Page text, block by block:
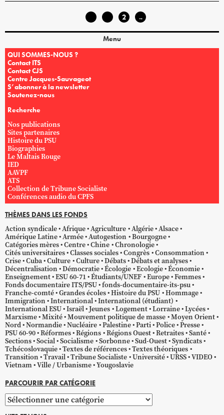
2 →
Menu
QUI SOMMES-NOUS ?
Contact ITS
Contact CJS
Centre Jacques-Sauvageot
S’abonner à la newsletter
Soutenez-nous
Recherche
Nos publications
Sites partenaires
Histoire du PSU
Biographies
Le Maltais Rouge
IED
AAVPF
ATS
Collection de Tribune Socialiste
Conférences audio du CPFS
THÈMES DANS LES FONDS
Action syndicale Afrique Agriculture Algérie Alsace
Amérique Latine Armée Autogestion
Bourgogne
Catégories mères Centre Chine Chronologie
Cités universitaires Classes sociales Congrès Consommation
Crise Cuba Culture Culture Débats Débats et analyses
Décentralisation Démocratie Écologie Ecologie Économie
Enseignement ESU 60-71 Étudiants/UNEF Europe Femmes
Fonds documentaire ITS/PSU fonds-documentaire-its-psu
Franche-comté Grandes écoles Histoire du PSU Hommage
Immigration International International (étudiant)
International ESU Israël Jeunes Logement Lorraine Lycées
Marxisme Mixité Mouvement politique de masse Moyen Orient
Nord Normandie Nucléaire Palestine Parti Police Presse
PSU 60-90 Réformes Régions Régions Ouest Retraites Santé
Sections Social Socialisme Sorbonne Sud-Ouest Syndicats
Tchécoslovaquie Textes de références Textes théoriques
Transition Travail Tribune Socialiste Université URSS VIDEO
Vietnam Ville / Urbanisme Yougoslavie
PARCOURIR PAR CATÉGORIE
Parcourir
par